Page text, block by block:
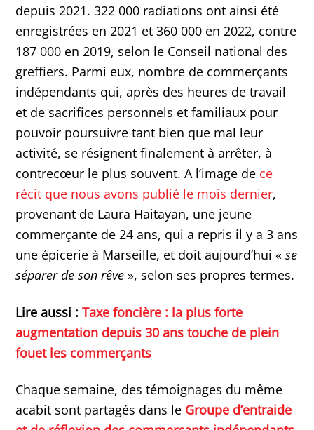
depuis 2021. 322 000 radiations ont ainsi été
enregistrées en 2021 et 360 000 en 2022, contre
187 000 en 2019, selon le Conseil national des
greffiers. Parmi eux, nombre de commerçants
indépendants qui, après des heures de travail
et de sacrifices personnels et familiaux pour
pouvoir poursuivre tant bien que mal leur
activité, se résignent finalement à arrêter, à
contrecœur le plus souvent. A l’image de ce
récit que nous avons publié le mois dernier,
provenant de Laura Haitayan, une jeune
commerçante de 24 ans, qui a repris il y a 3 ans
une épicerie à Marseille, et doit aujourd’hui «se
séparer de son rêve », selon ses propres termes.
Lire aussi :Taxe foncière : la plus forte
augmentation depuis 30 ans touche de plein
fouet les commerçants
Chaque semaine, des témoignages du même
acabit sont partagés dans le Groupe d’entraide